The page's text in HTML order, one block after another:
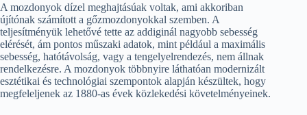
A mozdonyok dízel meghajtásúak voltak, ami akkoriban
újítónak számított a gőzmozdonyokkal szemben. A
teljesítményük lehetővé tette az addiginál nagyobb sebesség
elérését, ám pontos műszaki adatok, mint például a maximális
sebesség, hatótávolság, vagy a tengelyelrendezés, nem állnak
rendelkezésre. A mozdonyok többnyire láthatóan modernizált
esztétikai és technológiai szempontok alapján készültek, hogy
megfeleljenek az 1880-as évek közlekedési követelményeinek.